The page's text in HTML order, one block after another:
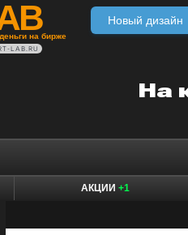
на бирже
Новый дизайн
LAB.RU
АКЦИИ +1